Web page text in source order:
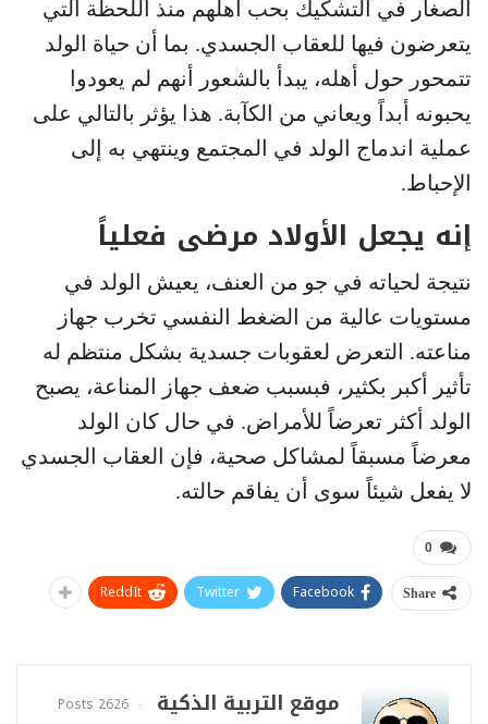
الصغار في التشكيك بحب أهلهم منذ اللحظة التي
يتعرضون فيها للعقاب الجسدي. بما أن حياة الولد
تتمحور حول أهله، يبدأ بالشعور أنهم لم يعودوا
يحبونه أبداً ويعاني من الكآبة. هذا يؤثر بالتالي على
عملية اندماج الولد في المجتمع وينتهي به إلى
الإحباط.
إنه يجعل الأولاد مرضى فعلياً
نتيجة لحياته في جو من العنف، يعيش الولد في
مستويات عالية من الضغط النفسي تخرب جهاز
مناعته. التعرض لعقوبات جسدية بشكل منتظم له
تأثير أكبر بكثير، فبسبب ضعف جهاز المناعة، يصبح
الولد أكثر تعرضاً للأمراض. في حال كان الولد
معرضاً مسبقاً لمشاكل صحية، فإن العقاب الجسدي
لا يفعل شيئاً سوى أن يفاقم حالته.
0
Share
Facebook
Twitter
ReddIt
موقع التربية الذكية
2626 Posts